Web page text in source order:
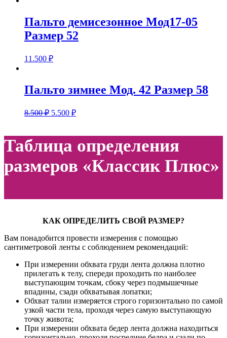
Пальто демисезонное Мод17-05
Размер 52
11.500 ₽
Пальто зимнее Мод. 42 Размер 58
8.500₽ 5.500 ₽
Таблица определения
размеров «Классик Плюс»
КАК ОПРЕДЕЛИТЬ СВОЙ РАЗМЕР?
Вам понадобится провести измерения с помощью
сантиметровой ленты с соблюдением рекомендаций:
При измерении обхвата груди лента должна плотно
прилегать к телу, спереди проходить по наиболее
выступающим точкам, сбоку через подмышечные
впадины, сзади обхватывая лопатки;
Обхват талии измеряется строго горизонтально по самой
узкой части тела, проходя через самую выступающую
точку живота;
При измерении обхвата бедер лента должна находиться